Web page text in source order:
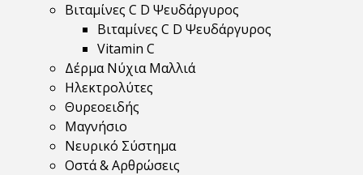
Βιταμίνες C D Ψευδάργυρος
Βιταμίνες C D Ψευδάργυρος
Vitamin C
Δέρμα Νύχια Μαλλιά
Ηλεκτρολύτες
Θυρεοειδής
Μαγνήσιο
Νευρικό Σύστημα
Οστά & Αρθρώσεις